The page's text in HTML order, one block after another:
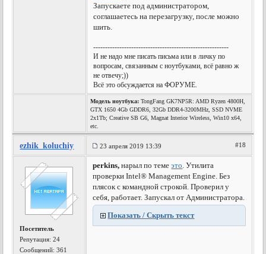
Запускаете под администратором,
соглашаетесь на перезагрузку, после можно
шить.
---------------------------------------------------------
И не надо мне писать письма или в личку по
вопросам, связанным с ноутбуками, всё равно ж
не отвечу;))
Всё это обсуждается на ФОРУМЕ.
Модель ноутбука: TongFang GK7NP5R: AMD Ryzen 4800H,
GTX 1650 4Gb GDDR6, 32Gb DDR4-3200MHz, SSD NVME
2x1Tb; Creative SB G6, Magnat Interior Wireless, Win10 x64,
etc.
ezhik_koluchiy 23 апреля 2019 13:39 #18
Посетитель
Репутация:24
Сообщений: 361
perkins, нарыл по темеэто. Утилита
проверки Intel® Management Engine. Без
плясок с командной строкой. Проверил у
себя, работает. Запускал от Администратора.
Показать / Скрыть текст